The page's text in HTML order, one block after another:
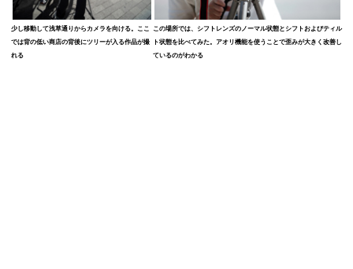
少し移動して浅草通りからカメラを向ける。ここ
では背の低い商店の背後にツリーが入る作品が撮
れる
この場所では、シフトレンズのノーマル状態とシフトおよびティル
ト状態を比べてみた。アオリ機能を使うことで歪みが大きく改善し
ているのがわかる